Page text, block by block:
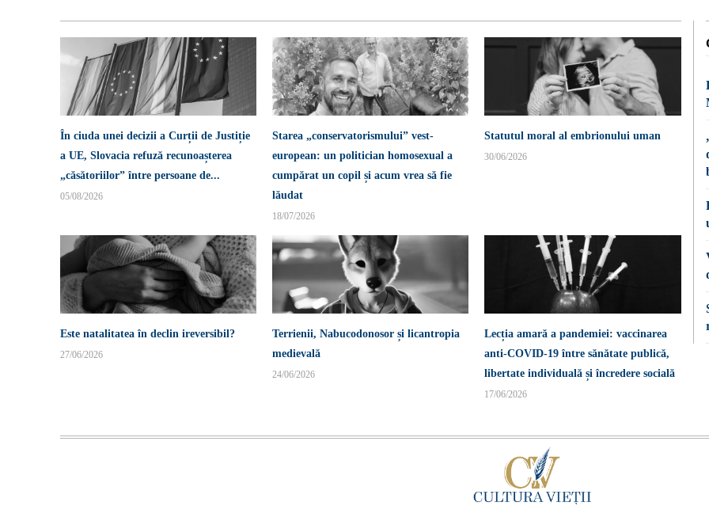
În ciuda unei decizii a Curții de Justiție
a UE, Slovacia refuză recunoașterea
„căsătoriilor” între persoane de...
05/08/2026
Starea „conservatorismului” vest-
european: un politician homosexual a
cumpărat un copil și acum vrea să fie
lăudat
18/07/2026
Statutul moral al embrionului uman
30/06/2026
Este natalitatea în declin ireversibil?
27/06/2026
Terrienii, Nabucodonosor și licantropia
medievală
24/06/2026
Lecția amară a pandemiei: vaccinarea
anti-COVID-19 între sănătate publică,
libertate individuală și încredere socială
17/06/2026